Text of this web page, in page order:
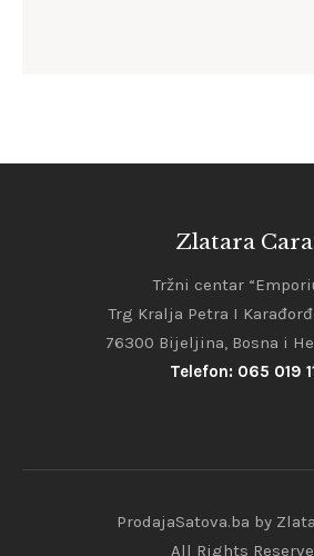
Zlatara
Tržni centar
Trg Kralja Petra I
76300 Bijeljina, Bosna i
Telefon: 065 019
ProdajaSatova.ba by
All Rights